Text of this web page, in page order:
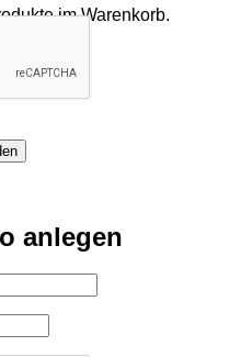
im Warenkorb.
anlegen